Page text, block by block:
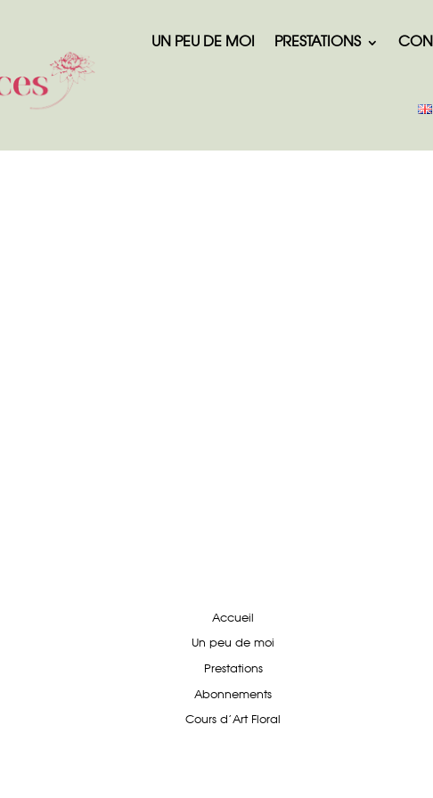
UN PEU DE MOI PRESTATIONS
Accueil
Un peu de moi
Prestations
Abonnements
Cours d'Art Floral